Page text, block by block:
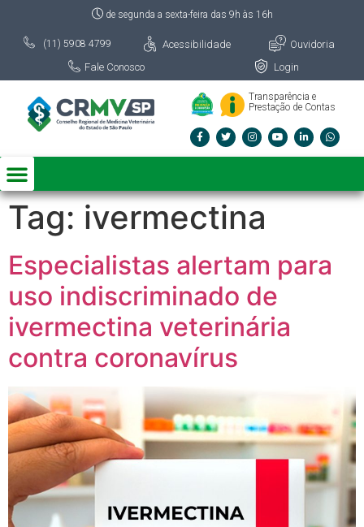
de segunda a sexta-feira das 9h às 16h
(11) 5908 4799 Acessibilidade
Ouvidoria
Fale Conosco
Login
Transparência e
Prestação de Contas
Tag: ivermectina
Especialistas alertam para
uso indiscriminado de
ivermectina veterinária
contra coronavírus